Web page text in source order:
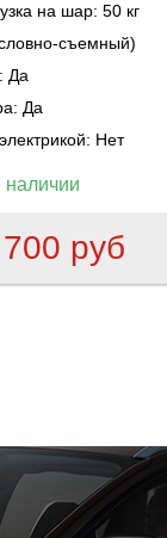
на шар: 50 кг
съемный)
Да
Да
Нет
наличии
руб